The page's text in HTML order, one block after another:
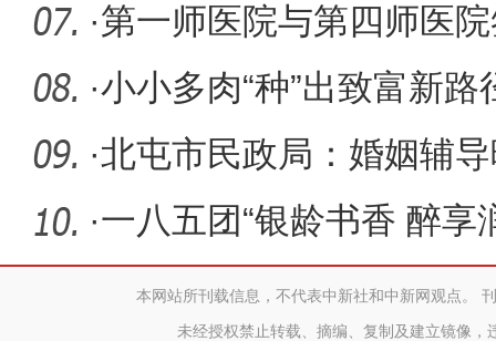
式”
·第一师医院与第四师医
合作框架
·小小多肉“种”出致富新
活乡村
·北屯市民政局：婚姻辅
家庭新起
·一八五团“银龄书香 醉享
桑榆本网站所刊载信息，不代表中新社和中新网观点。
未经授权禁止转载、摘编、复制及建立镜像，